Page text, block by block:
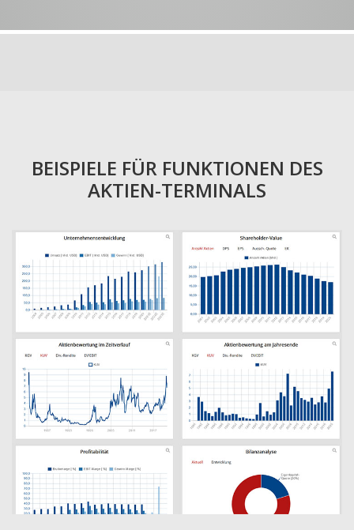
BEISPIELE FÜR FUNKTIONEN DES
AKTIEN-TERMINALS